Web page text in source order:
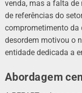
venda, mas a falta
de referências do
comprometimento da
desordem motivou o
entidade dedicada a
Abordagem